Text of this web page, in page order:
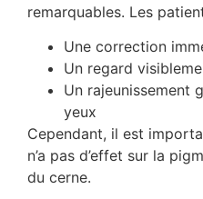
remarquables. Les
Une correction
Un regard
Un rajeunissement
yeux
Cependant, il est
n’a pas d’effet sur la
du cerne.